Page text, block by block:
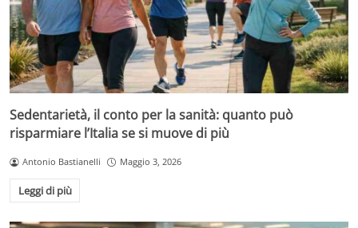
Sedentarietà, il conto per la sanità: quanto può
risparmiare l’Italia se si muove di più
Antonio Bastianelli Maggio 3, 2026
Leggi di più